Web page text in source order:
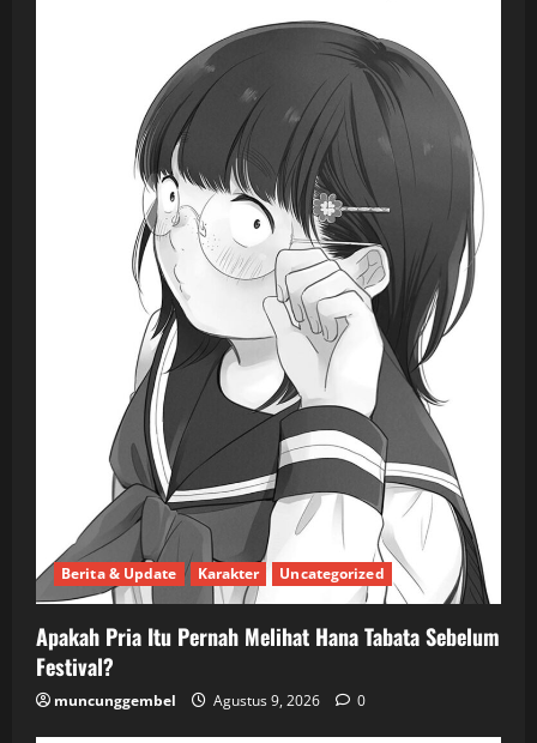
Berita & Update Karakter Uncategorized
Apakah Pria Itu Pernah Melihat Hana Tabata Sebelum
Festival?
muncunggembel Agustus 9, 2026 0